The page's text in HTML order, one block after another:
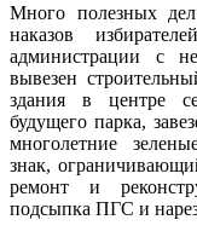
Много полезных
наказов
администрации с
вывезен
здания в центре
будущего парка,
многолетние
знак,
ремонт и
подсыпка ПГС и